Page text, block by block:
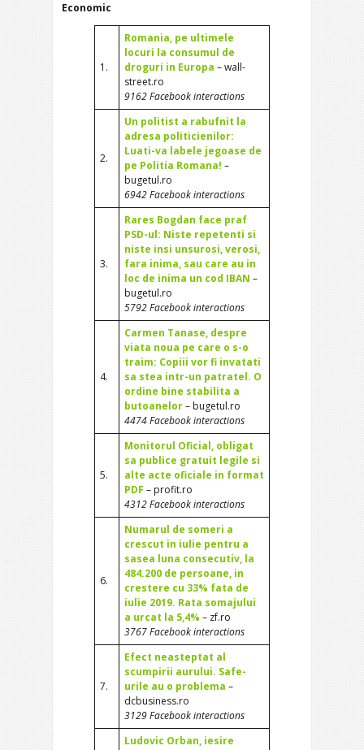
Economic
1.
Romania, pe ultimele
locuri la consumul de
droguri in Europa – wall-
street.ro
9162 Facebook interactions
2.
Un politist a rabufnit la
adresa politicienilor:
Luati-va labele jegoase de
pe Politia Romana! –
bugetul.ro
6942 Facebook interactions
3.
Rares Bogdan face praf
PSD-ul: Niste repetenti si
niste insi unsurosi, verosi,
fara inima, sau care au in
loc de inima un cod IBAN –
bugetul.ro
5792 Facebook interactions
4.
Carmen Tanase, despre
viata noua pe care o s-o
traim: Copiii vor fi invatati
sa stea intr-un patratel. O
ordine bine stabilita a
butoanelor– bugetul.ro
4474 Facebook interactions
5.
Monitorul Oficial, obligat
sa publice gratuit legile si
alte acte oficiale in format
PDF – profit.ro
4312 Facebook interactions
6.
Numarul de someri a
crescut in iulie pentru a
sasea luna consecutiv, la
484.200 de persoane, in
crestere cu 33% fata de
iulie 2019. Rata somajului
a urcat la 5,4% – zf.ro
3767 Facebook interactions
7.
Efect neasteptat al
scumpirii aurului. Safe-
urile au o problema –
dcbusiness.ro
3129 Facebook interactions
Ludovic Orban, iesire